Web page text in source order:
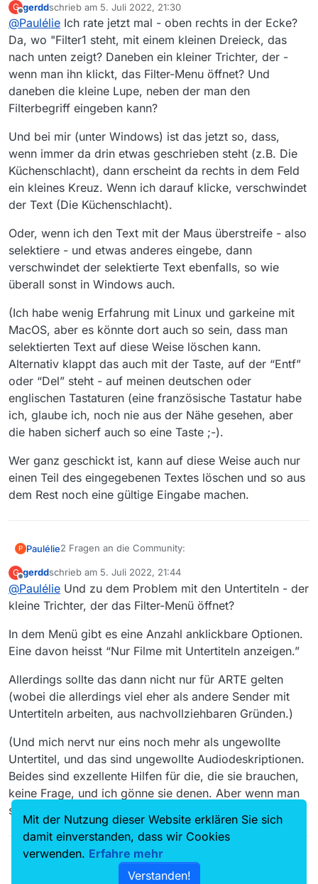
Sonst kann ich kein Beispiel zur Filterleiste anbringen.
Der Titel
“diekuechenschlachtdiekuechenschlachtdiekuechensc
hlacht…diekuechenschlacht” bleibt, so dass der Zugriff
auf Sender-/Themauswahl nicht direkt möglich ist.
G
Offline
gerddschrieb am 5. Juli 2022, 21:30
zuletzt editiert von
@Paulélie Ich rate jetzt mal - oben rechts in der Ecke?
Da, wo "Filter1 steht, mit einem kleinen Dreieck, das
nach unten zeigt? Daneben ein kleiner Trichter, der -
wenn man ihn klickt, das Filter-Menu öffnet? Und
daneben die kleine Lupe, neben der man den
Filterbegriff eingeben kann?
Und bei mir (unter Windows) ist das jetzt so, dass,
wenn immer da drin etwas geschrieben steht (z.B. Die
Küchenschlacht), dann erscheint da rechts in dem Feld
ein kleines Kreuz. Wenn ich darauf klicke, verschwindet
der Text (Die Küchenschlacht).
Oder, wenn ich den Text mit der Maus überstreife - also
selektiere - und etwas anderes eingebe, dann
verschwindet der selektierte Text ebenfalls, so wie
überall sonst in Windows auch.
(Ich habe wenig Erfahrung mit Linux und garkeine mit
MacOS, aber es könnte dort auch so sein, dass man
selektierten Text auf diese Weise löschen kann.
Alternativ klappt das auch mit der Taste, auf der “Entf”
oder “Del” steht - auf meinen deutschen oder
englischen Tastaturen (eine französische Tastatur habe
ich, glaube ich, noch nie aus der Nähe gesehen, aber
die haben sicherf auch so eine Taste ;-).
Wer ganz geschickt ist, kann auf diese Weise auch nur
einen Teil des eingegebenen Textes löschen und so aus
dem Rest noch eine gültige Eingabe machen.
P Paulélie2 Fragen an die Community:
Wie kann ich vermeiden, dass der Titel einer
Sendung, die ich jeden Tag herunterlade,
jedesmal im Filter stehen bleibt?
mit Untertiteln angezeigt werden. Diese
Einstellung möchte ich rückgängig machen, wie
soll ich verfahren?
G
Offline
gerddschrieb am 5. Juli 2022, 21:44
zuletzt editiert von
@Paulélie Und zu dem Problem mit den Untertiteln - der
kleine Trichter, der das Filter-Menü öffnet?
In dem Menü gibt es eine Anzahl anklickbare Optionen.
Eine davon heisst “Nur Filme mit Untertiteln anzeigen.”
Allerdings sollte das dann nicht nur für ARTE gelten
(wobei die allerdings viel eher als andere Sender mit
Untertiteln arbeiten, aus nachvollziehbaren Gründen.)
(Und mich nervt nur eins noch mehr als ungewollte
Untertitel, und das sind ungewollte Audiodeskriptionen.
Beides sind exzellente Hilfen für die, die sie brauchen,
keine Frage, und ich gönne sie denen. Aber wenn man
sie nicht braucht, sind sie doch eher störend.)
Mit der Nutzung dieser Website erklären Sie sich
damit einverstanden, dass wir Cookies
verwenden. Erfahre mehr
Verstanden!